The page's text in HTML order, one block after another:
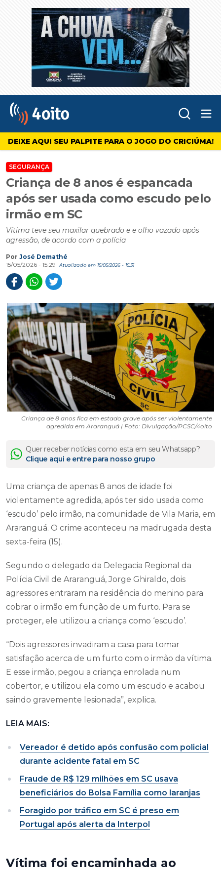
4oito
DEIXE AQUI SEU PALPITE PARA O JOGO DO CRICIÚMA!
SEGURANÇA
Criança de 8 anos é espancada
após ser usada como escudo pelo
irmão em SC
Vítima teve seu maxilar quebrado e e olho vazado após
agressão, de acordo com a polícia
Por José Demathé
15/05/2026 - 15:29
Atualizado em 15/05/2026 - 15:31
Criança de 8 anos fica em estado grave após ser violentamente
agredida em Araranguá | Foto: Divulgação/PCSC/4oito
Quer receber notícias como esta em seu Whatsapp?
Clique aqui e entre para nosso grupo
Uma criança de apenas 8 anos de idade foi
violentamente agredida, após ter sido usada como
‘escudo’ pelo irmão, na comunidade de Vila Maria, em
Araranguá. O crime aconteceu na madrugada desta
sexta-feira (15).
Segundo o delegado da Delegacia Regional da
Polícia Civil de Araranguá, Jorge Ghiraldo, dois
agressores entraram na residência do menino para
cobrar o irmão em função de um furto. Para se
proteger, ele utilizou a criança como ‘escudo’.
“Dois agressores invadiram a casa para tomar
satisfação acerca de um furto com o irmão da vítima.
E esse irmão, pegou a criança enrolada num
cobertor, e utilizou ela como um escudo e acabou
saindo gravemente lesionada”, explica.
LEIA MAIS:
Vereador é detido após confusão com policial
durante acidente fatal em SC
Fraude de R$ 129 milhões em SC usava
beneficiários do Bolsa Família como laranjas
Foragido por tráfico em SC é preso em
Portugal após alerta da Interpol
Vítima foi encaminhada ao